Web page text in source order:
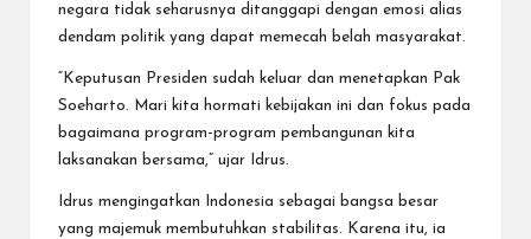
negara tidak seharusnya ditanggapi dengan emosi alias
dendam politik yang dapat memecah belah masyarakat.
“Keputusan Presiden sudah keluar dan menetapkan Pak
Soeharto. Mari kita hormati kebijakan ini dan fokus pada
bagaimana program-program pembangunan kita
laksanakan bersama,” ujar Idrus.
Idrus mengingatkan Indonesia sebagai bangsa besar
yang majemuk membutuhkan stabilitas. Karena itu, ia